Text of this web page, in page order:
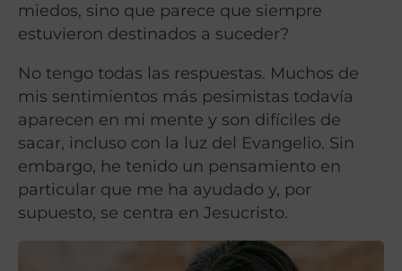
miedos, sino que parece que siempre
estuvieron destinados a suceder?
No tengo todas las respuestas. Muchos de
mis sentimientos más pesimistas todavía
aparecen en mi mente y son difíciles de
sacar, incluso con la luz del Evangelio. Sin
embargo, he tenido un pensamiento en
particular que me ha ayudado y, por
supuesto, se centra en Jesucristo.